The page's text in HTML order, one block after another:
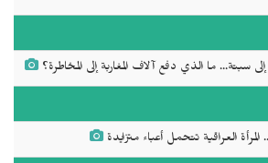
سبتة... ما الذي دفع آلاف المغاربة إلى المخاطرة؟
العراقية تتحمل أعباء متزايدة